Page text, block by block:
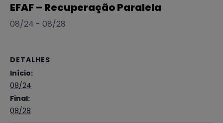
EFAF – Recuperação Paralela
08/24 - 08/28
DETALHES
Início:
08/24
Final:
08/28